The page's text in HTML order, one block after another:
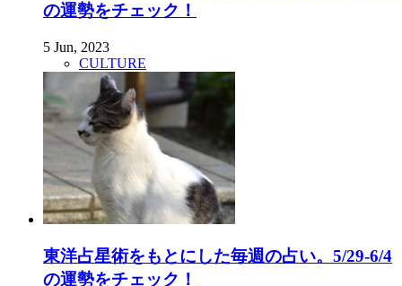
の運勢をチェック！
5 Jun, 2023
CULTURE
東洋占星術をもとにした毎週の占い。5/29-6/4
の運勢をチェック！